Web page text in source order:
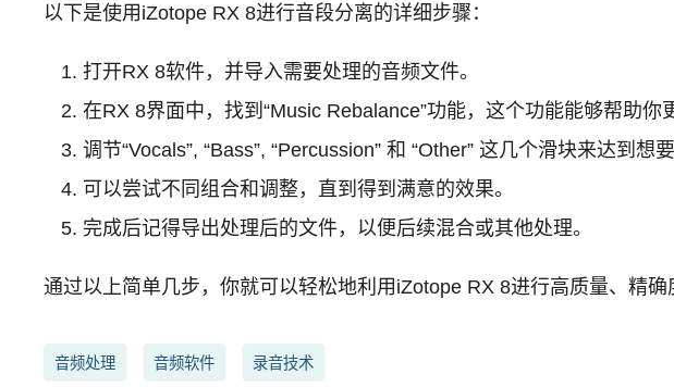
以下是使用iZotope RX 8进行音段分离的详细步骤：
打开RX 8软件，并导入需要处理的音频文件。
在RX 8界面中，找到“Music Rebalance”功能，这个功能能够帮助你
调节“Vocals”, “Bass”, “Percussion” 和 “Other” 这几个滑块来达到
可以尝试不同组合和调整，直到得到满意的效果。
完成后记得导出处理后的文件，以便后续混合或其他处理。
通过以上简单几步，你就可以轻松地利用iZotope RX 8进行高质量、精确
音频处理 音频软件 录音技术